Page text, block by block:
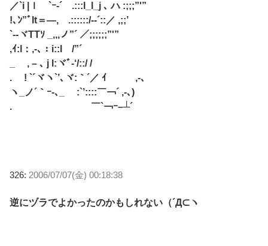
／`i |ｌ `ｰ‐´ .:::l_l_j ､ ハ :;;;”'”
!､ﾝ”ﾞlt＝―, .::::::/-‐´::／ ,;;’
`‐-ヾTTｿ _,,,ノ”´ ／;;;;;;”'”
,ｲ:l：,-､：i::l /”´
_ , – ､ j l:ヾﾞ-‘/::/ /
. ! `´ヾヽ`’､ヾ:｀´／ ｲ ,-､
ヽ_ノ´｀ｰ-､_ :`’::::￣￢´ ,-､)
. ￣`￢ｰ–┴´
326: 2006/07/07(金) 00:18:38
逆にヅラでよかったのかもしれない（´Д⊂ヽ